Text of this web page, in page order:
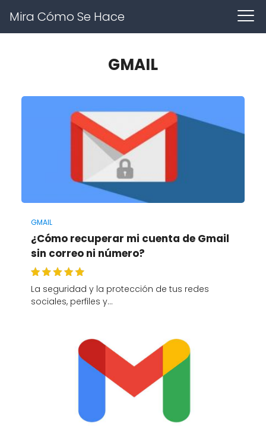
Mira Cómo Se Hace
GMAIL
GMAIL
¿Cómo recuperar mi cuenta de Gmail
sin correo ni número?
La seguridad y la protección de tus redes
sociales, perfiles y…